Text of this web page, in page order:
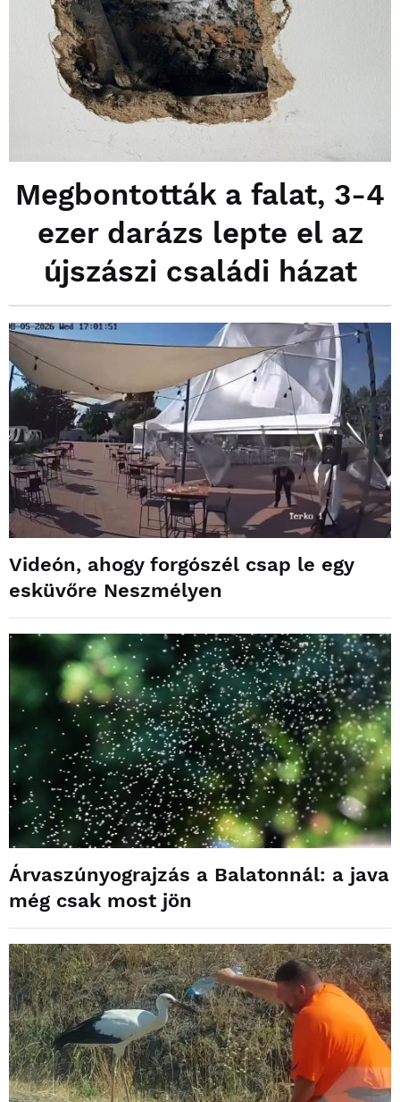
Megbontották a falat, 3-4
ezer darázs lepte el az
újszászi családi házat
Videón, ahogy forgószél csap le egy
esküvőre Neszmélyen
Árvaszúnyograjzás a Balatonnál: a java
még csak most jön